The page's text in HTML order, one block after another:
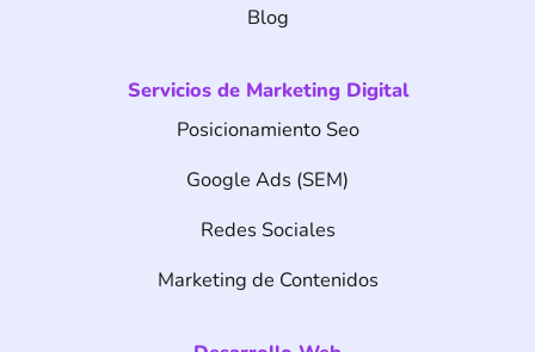
Blog
Servicios de Marketing Digital
Posicionamiento Seo
Google Ads (SEM)
Redes Sociales
Marketing de Contenidos